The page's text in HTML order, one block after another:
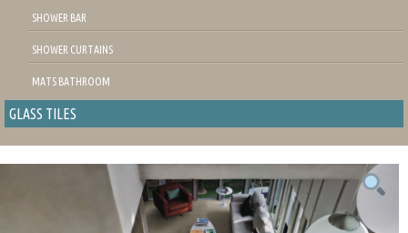
SHOWER BAR
SHOWER CURTAINS
MATS BATHROOM
GLASS TILES